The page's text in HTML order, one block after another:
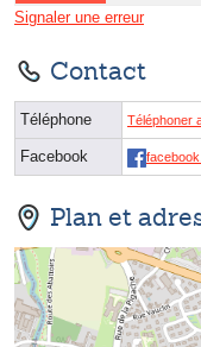
Signaler une erreur
Contact
Téléphone Téléphoner
Facebook
Plan et